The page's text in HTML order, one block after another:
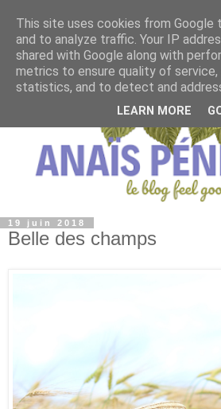
19 juin 2018
Belle des champs
This site uses cookies from Google
and to analyze traffic. Your IP
shared with Google along with
metrics to ensure quality of service,
statistics, and to detect and
LEARN MORE